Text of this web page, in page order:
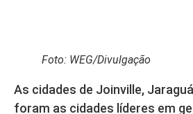
Foto: WEG/Divulgação
As cidades de Joinville,
foram as cidades líderes em